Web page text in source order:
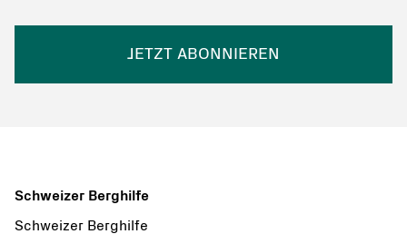
JETZT ABONNIEREN
Schweizer Berghilfe
Schweizer Berghilfe